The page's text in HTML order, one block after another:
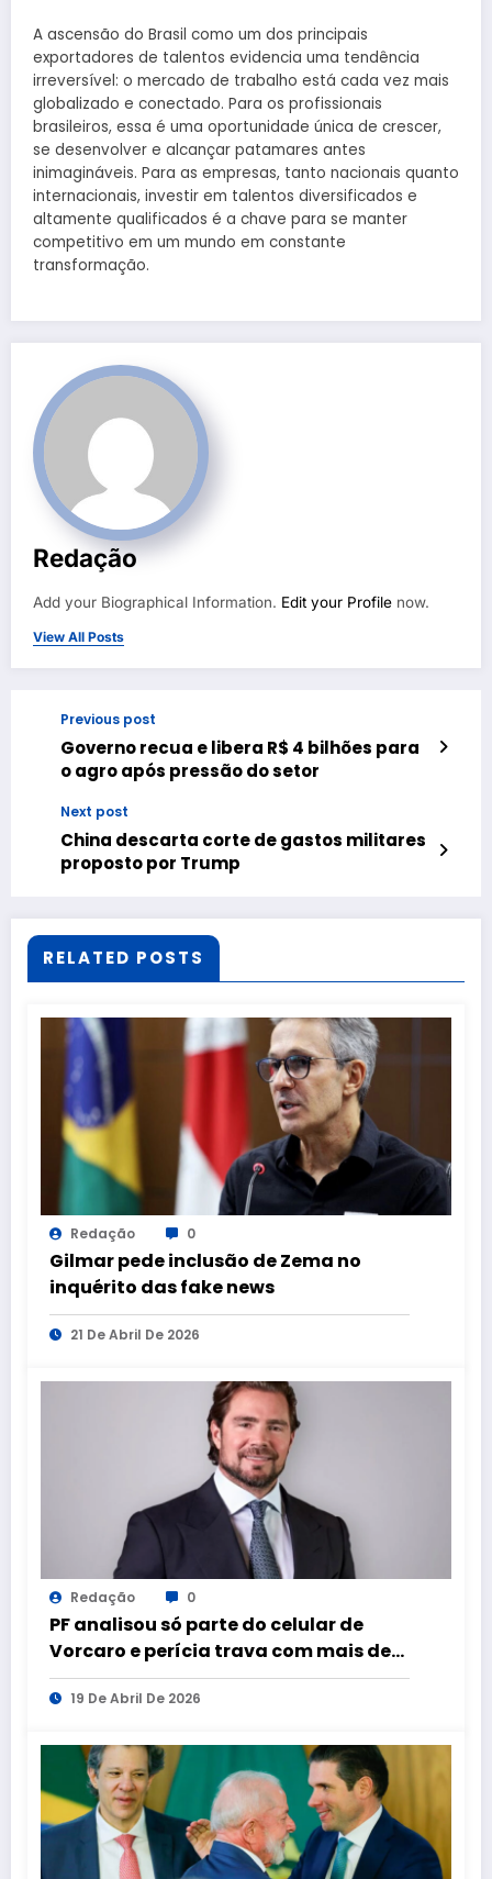
A ascensão do Brasil como um dos principais
exportadores de talentos evidencia uma tendência
irreversível: o mercado de trabalho está cada vez mais
globalizado e conectado. Para os profissionais
brasileiros, essa é uma oportunidade única de crescer,
se desenvolver e alcançar patamares antes
inimagináveis. Para as empresas, tanto nacionais quanto
internacionais, investir em talentos diversificados e
altamente qualificados é a chave para se manter
competitivo em um mundo em constante
transformação.
Redação
Add your Biographical Information. Edit your Profile now.
View All Posts
Previous post
Governo recua e libera R$ 4 bilhões para
o agro após pressão do setor
Next post
China descarta corte de gastos militares
proposto por Trump
RELATED POSTS
Redação 0
Gilmar pede inclusão de Zema no
inquérito das fake news
21 De Abril De 2026
Redação 0
PF analisou só parte do celular de
Vorcaro e perícia trava com mais de
100 aparelhos apreendidos
19 De Abril De 2026